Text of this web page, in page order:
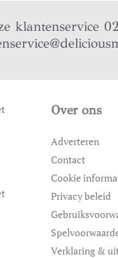
klantenservice
Over ons
Adverteren
Contact
Cookie
Privacy beleid
Verklaring &